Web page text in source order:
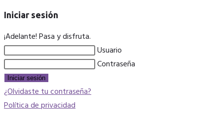
Iniciar sesión
¡Adelante! Pasa y disfruta.
Usuario
Contraseña
Iniciar sesión
¿Olvidaste tu contraseña?
Política de privacidad